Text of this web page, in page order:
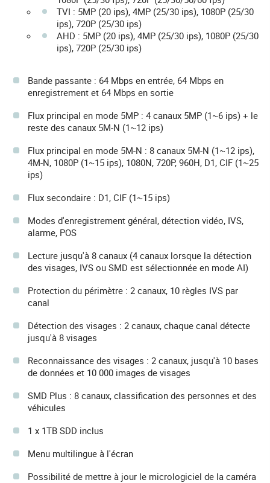
TVI : 5MP (20 ips), 4MP (25/30 ips), 1080P (25/30
ips), 720P (25/30 ips)
AHD : 5MP (20 ips), 4MP (25/30 ips), 1080P (25/30
ips), 720P (25/30 ips)
Bande passante : 64 Mbps en entrée, 64 Mbps en
enregistrement et 64 Mbps en sortie
Flux principal en mode 5MP : 4 canaux 5MP (1~6 ips) + le
reste des canaux 5M-N (1~12 ips)
Flux principal en mode 5M-N : 8 canaux 5M-N (1~12 ips),
4M-N, 1080P (1~15 ips), 1080N, 720P, 960H, D1, CIF (1~25
ips)
Flux secondaire : D1, CIF (1~15 ips)
Modes d'enregistrement général, détection vidéo, IVS,
alarme, POS
Lecture jusqu'à 8 canaux (4 canaux lorsque la détection
des visages, IVS ou SMD est sélectionnée en mode AI)
Protection du périmètre : 2 canaux, 10 règles IVS par
canal
Détection des visages : 2 canaux, chaque canal détecte
jusqu'à 8 visages
Reconnaissance des visages : 2 canaux, jusqu'à 10 bases
de données et 10 000 images de visages
SMD Plus : 8 canaux, classification des personnes et des
véhicules
1 x 1TB SDD inclus
Menu multilingue à l'écran
Possibilité de mettre à jour le micrologiciel de la caméra